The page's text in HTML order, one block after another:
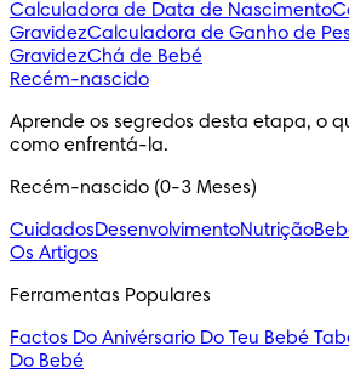
Calculadora de Data de Nascimento
GravidezCalculadora de Ganho de
GravidezChá de Bebé
Recém-nascido
Aprende os segredos desta etapa, o
como enfrentá-la.
Recém-nascido (0-3 Meses)
CuidadosDesenvolvimentoNutrição
Os Artigos
Ferramentas Populares
Factos Do Anivérsario Do Teu Bebé
Do Bebé